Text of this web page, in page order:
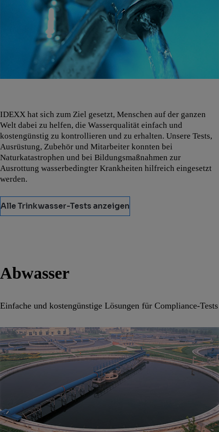
IDEXX hat sich zum Ziel gesetzt, Menschen auf der ganzen
Welt dabei zu helfen, die Wasserqualität einfach und
kostengünstig zu kontrollieren und zu erhalten. Unsere Tests,
Ausrüstung, Zubehör und Mitarbeiter konnten bei
Naturkatastrophen und bei Bildungsmaßnahmen zur
Ausrottung wasserbedingter Krankheiten hilfreich eingesetzt
werden.
Alle Trinkwasser-Tests anzeigen
Abwasser
Einfache und kostengünstige Lösungen für Compliance-Tests